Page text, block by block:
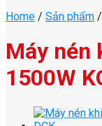
Home / Sản phẩm /
Máy nén
1500W